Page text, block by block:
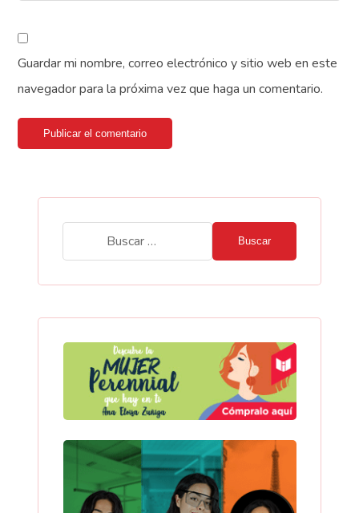
Guardar mi nombre, correo electrónico y sitio web en este
navegador para la próxima vez que haga un comentario.
Publicar el comentario
Buscar